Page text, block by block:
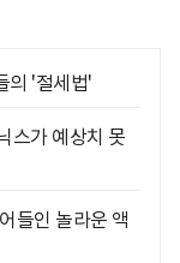
의 '절세법'
스가 예상치 못
들인 놀라운 액